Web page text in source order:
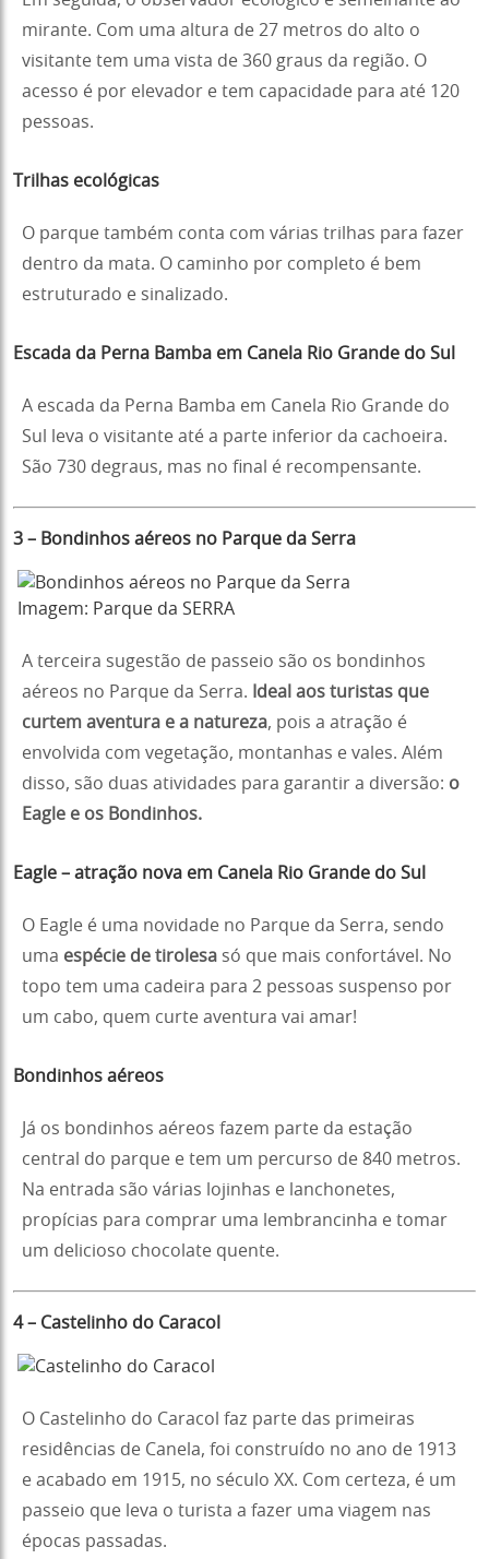
mirante. Com uma altura de 27 metros do alto o
visitante tem uma vista de 360 graus da região. O
acesso é por elevador e tem capacidade para até 120
pessoas.
Trilhas ecológicas
O parque também conta com várias trilhas para fazer
dentro da mata. O caminho por completo é bem
estruturado e sinalizado.
Escada da Perna Bamba em Canela Rio Grande do Sul
A escada da Perna Bamba em Canela Rio Grande do
Sul leva o visitante até a parte inferior da cachoeira.
São 730 degraus, mas no final é recompensante.
3 – Bondinhos aéreos no Parque da Serra
Imagem: Parque da SERRA
A terceira sugestão de passeio são os bondinhos
aéreos no Parque da Serra.
Ideal aos turistas que
curtem aventura e a natureza, pois a atração é
envolvida com vegetação, montanhas e vales. Além
disso, são duas atividades para garantir a diversão: o
Eagle e os Bondinhos.
Eagle – atração nova em Canela Rio Grande do Sul
O Eagle é uma novidade no Parque da Serra, sendo
uma espécie de tirolesa só que mais confortável. No
topo tem uma cadeira para 2 pessoas suspenso por
um cabo, quem curte aventura vai amar!
Bondinhos aéreos
Já os bondinhos aéreos fazem parte da estação
central do parque e tem um percurso de 840 metros.
Na entrada são várias lojinhas e lanchonetes,
propícias para comprar uma lembrancinha e tomar
um delicioso chocolate quente.
4 – Castelinho do Caracol
O Castelinho do Caracol faz parte das primeiras
residências de Canela, foi construído no ano de 1913
e acabado em 1915, no século XX. Com certeza, é um
passeio que leva o turista a fazer uma viagem nas
épocas passadas.